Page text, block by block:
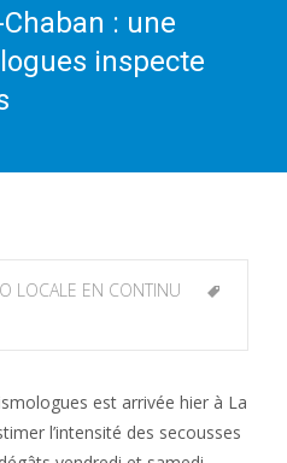
: une
inspecte
LOCALE EN CONTINU
est arrivée hier à La
l’intensité des secousses